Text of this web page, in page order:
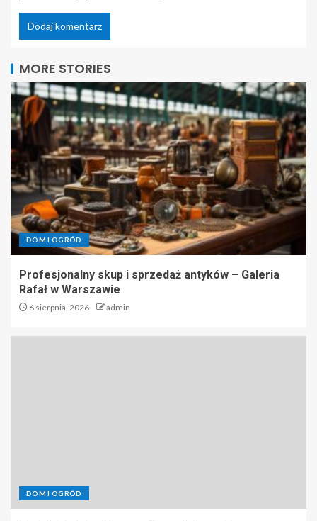
MORE STORIES
DOM I OGRÓD
Profesjonalny skup i sprzedaż antyków – Galeria
Rafał w Warszawie
6 sierpnia, 2026 admin
DOM I OGRÓD